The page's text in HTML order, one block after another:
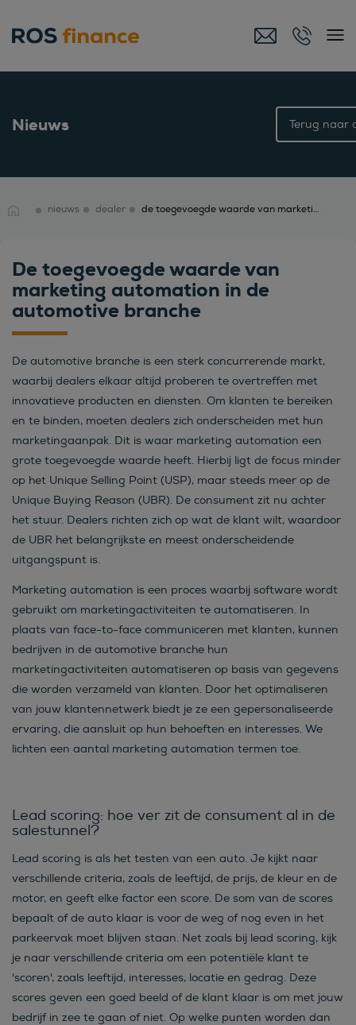
Nieuws Terug naar
nieuws dealer de toegevoegde waarde van marketing automation in de automotive branche
De toegevoegde waarde van
marketing automation in de
automotive branche
De automotive branche is een sterk concurrerende markt,
waarbij dealers elkaar altijd proberen te overtreffen met
innovatieve producten en diensten. Om klanten te bereiken
en te binden, moeten dealers zich onderscheiden met hun
marketingaanpak. Dit is waar marketing automation een
grote toegevoegde waarde heeft. Hierbij ligt de focus minder
op het Unique Selling Point (USP), maar steeds meer op de
Unique Buying Reason (UBR). De consument zit nu achter
het stuur. Dealers richten zich op wat de klant wilt, waardoor
de UBR het belangrijkste en meest onderscheidende
uitgangspunt is.
Marketing automation is een proces waarbij software wordt
gebruikt om marketingactiviteiten te automatiseren. In
plaats van face-to-face communiceren met klanten, kunnen
bedrijven in de automotive branche hun
marketingactiviteiten automatiseren op basis van gegevens
die worden verzameld van klanten. Door het optimaliseren
van jouw klantennetwerk biedt je ze een gepersonaliseerde
ervaring, die aansluit op hun behoeften en interesses. We
lichten een aantal marketing automation termen toe.
Lead scoring: hoe ver zit de consument al in de
salestunnel?
Lead scoring is als het testen van een auto. Je kijkt naar
verschillende criteria, zoals de leeftijd, de prijs, de kleur en de
motor, en geeft elke factor een score. De som van de scores
bepaalt of de auto klaar is voor de weg of nog even in het
parkeervak moet blijven staan. Net zoals bij lead scoring, kijk
je naar verschillende criteria om een potentiële klant te
'scoren', zoals leeftijd, interesses, locatie en gedrag. Deze
scores geven een goed beeld of de klant klaar is om met jouw
bedrijf in zee te gaan of niet. Op welke punten worden dan